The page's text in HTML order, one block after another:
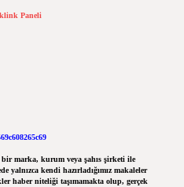
marka, kurum veya şahıs şirketi ile
yalnızca kendi hazırladığımız makaleler
haber niteliği taşımamakta olup, gerçek